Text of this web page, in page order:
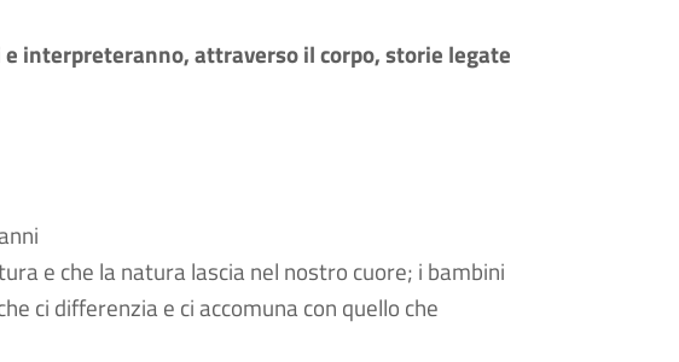
interpreteranno, attraverso il corpo, storie legate
e che la natura lascia nel nostro cuore; i bambini
ci differenzia e ci accomuna con quello che